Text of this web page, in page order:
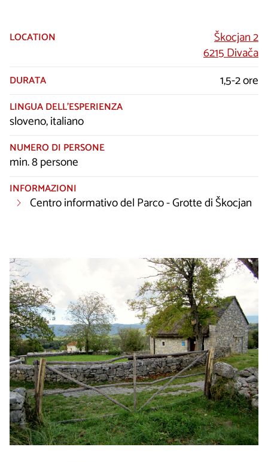
LOCATION
Škocjan 2
6215 Divača
DURATA 1,5-2 ore
LINGUA DELL’ESPERIENZA
sloveno, italiano
NUMERO DI PERSONE
min. 8 persone
INFORMAZIONI
Centro informativo del Parco - Grotte di Škocjan